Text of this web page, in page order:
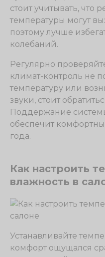
стоит учитывать, что
температуры могут
поэтому лучше
колебаний.
Регулярно
климат-контроль не
температуру или
звуки, стоит
Поддержание
обеспечит
года.
Как настроить
влажность в
Устанавливайте
комфорт ощущался